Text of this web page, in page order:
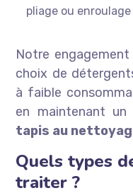
pliage ou
Notre
choix de
à faible
en maintenant un
tapis au
Quels types
traiter ?